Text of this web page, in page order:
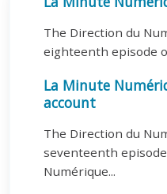
The Direction du
eighteenth episode
La Minute
account
The Direction du
seventeenth
Numérique...